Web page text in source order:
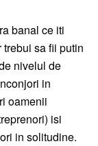
banal ce iti
sa fii putin
nivelul de
in
oamenii
isi
in solitudine.